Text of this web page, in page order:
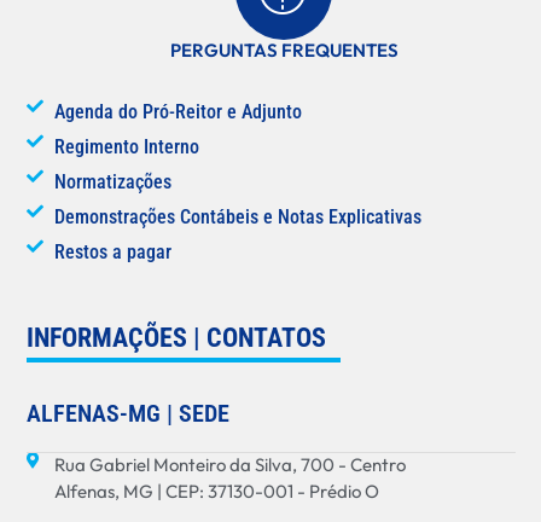
PERGUNTAS FREQUENTES
Agenda do Pró-Reitor e Adjunto
Regimento Interno
Normatizações
Demonstrações Contábeis e Notas Explicativas
Restos a pagar
INFORMAÇÕES | CONTATOS
ALFENAS-MG | SEDE
Rua Gabriel Monteiro da Silva, 700 - Centro
Alfenas, MG | CEP: 37130-001 - Prédio O